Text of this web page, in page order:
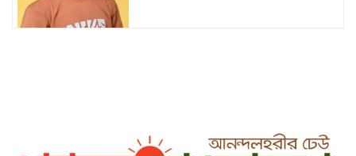
পবিত্র ঈদুল আযহা উপলক্ষে সকলকে ‘ঈদ
মোবারক’